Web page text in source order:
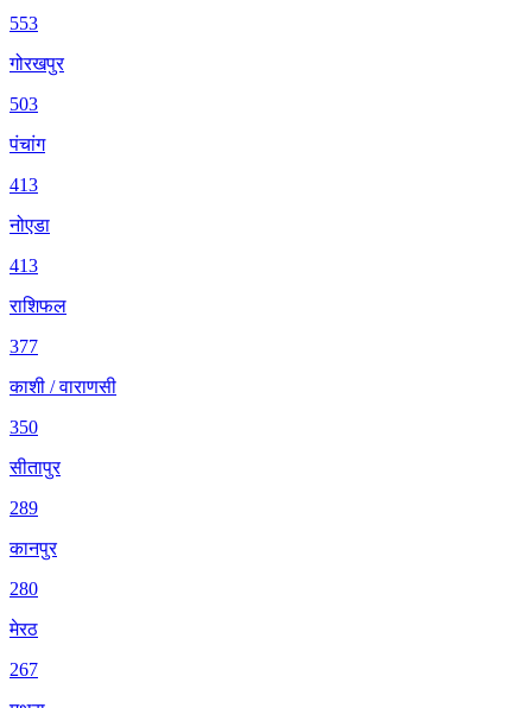
553
गोरखपुर
503
पंचांग
413
नोएडा
413
राशिफल
377
काशी / वाराणसी
350
सीतापुर
289
कानपुर
280
मेरठ
267